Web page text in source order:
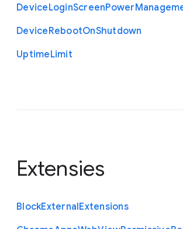
DeviceLoginScreenPower
DeviceRebootOnShutdown
UptimeLimit
Extensies
BlockExternalExtensions